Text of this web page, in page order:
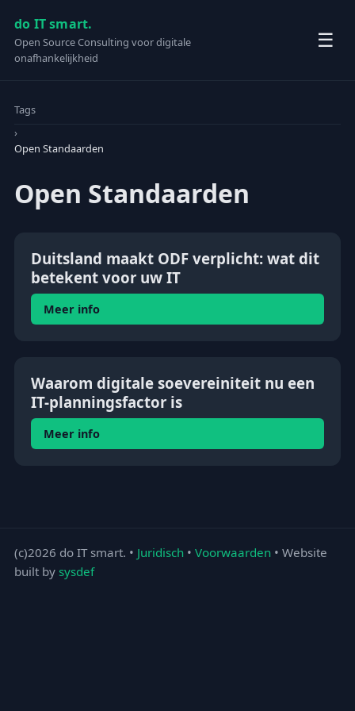
do IT smart.
Open Source Consulting voor digitale
onafhankelijkheid
☰
Tags
›
Open Standaarden
Open Standaarden
Duitsland maakt ODF verplicht: wat dit
betekent voor uw IT
Meer info
Waarom digitale soevereiniteit nu een
IT-planningsfactor is
Meer info
(c)2026 do IT smart. • Juridisch • Voorwaarden • Website
built by sysdef